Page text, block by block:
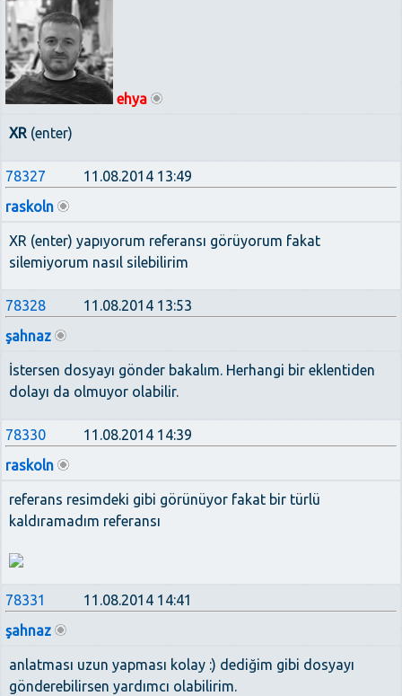
ehya
XR (enter)
78327
11.08.2014 13:49
raskoln
XR (enter) yapıyorum referansı görüyorum fakat
silemiyorum nasıl silebilirim
78328
11.08.2014 13:53
şahnaz
İstersen dosyayı gönder bakalım. Herhangi bir eklentiden
dolayı da olmuyor olabilir.
78330
11.08.2014 14:39
raskoln
referans resimdeki gibi görünüyor fakat bir türlü
kaldıramadım referansı
78331
11.08.2014 14:41
şahnaz
anlatması uzun yapması kolay :) dediğim gibi dosyayı
gönderebilirsen yardımcı olabilirim.